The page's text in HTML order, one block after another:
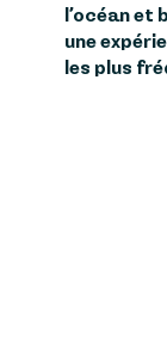
l’océan et
une
les plus